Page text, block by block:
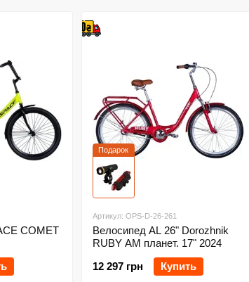
COMET
Подарок
Артикул: OPS-D-26-261
Велосипед AL 26" Dorozhnik
RUBY AM планет. 17" 2024
12 297 грн
Купить